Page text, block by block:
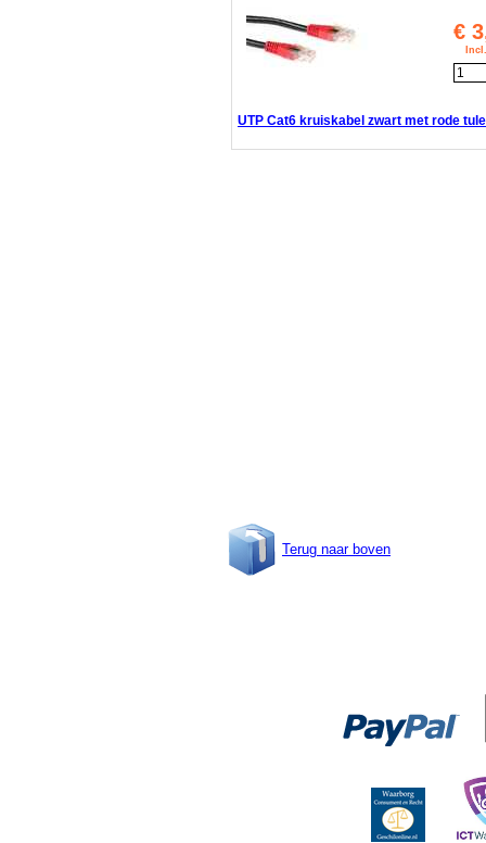
€
UTP Cat6 kruiskabel zwart met rode
Terug naar boven